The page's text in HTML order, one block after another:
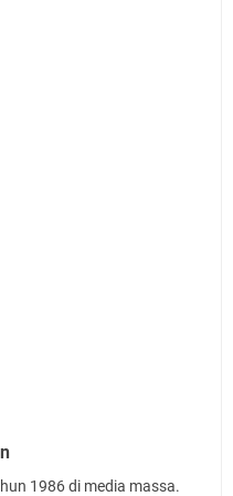
1986 di media massa.